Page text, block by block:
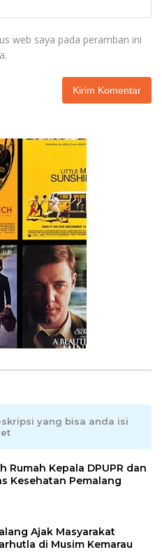
web saya pada peramban ini
yang bisa anda isi
Rumah Kepala DPUPR dan
Kesehatan Pemalang
Ajak Masyarakat
di Musim Kemarau